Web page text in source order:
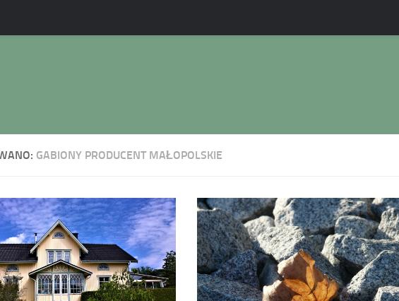
GABIONY PRODUCENT MAŁOPOLSKIE